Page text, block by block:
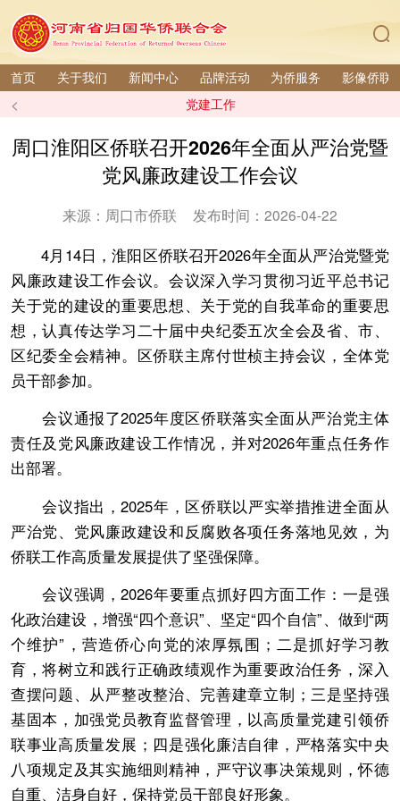
首页 关于我们 新闻中心 品牌活动 为侨服务 影像侨联
< 党建工作
周口淮阳区侨联召开2026年全面从严治党暨
党风廉政建设工作会议
来源：周口市侨联 发布时间：2026-04-22
4月14日，淮阳区侨联召开2026年全面从严治党暨党
风廉政建设工作会议。会议深入学习贯彻习近平总书记
关于党的建设的重要思想、关于党的自我革命的重要思
想，认真传达学习二十届中央纪委五次全会及省、市、
区纪委全会精神。区侨联主席付世桢主持会议，全体党
员干部参加。
会议通报了2025年度区侨联落实全面从严治党主体
责任及党风廉政建设工作情况，并对2026年重点任务作
出部署。
会议指出，2025年，区侨联以严实举措推进全面从
严治党、党风廉政建设和反腐败各项任务落地见效，为
侨联工作高质量发展提供了坚强保障。
会议强调，2026年要重点抓好四方面工作：一是强
化政治建设，增强“四个意识”、坚定“四个自信”、做到“两
个维护”，营造侨心向党的浓厚氛围；二是抓好学习教
育，将树立和践行正确政绩观作为重要政治任务，深入
查摆问题、从严整改整治、完善建章立制；三是坚持强
基固本，加强党员教育监督管理，以高质量党建引领侨
联事业高质量发展；四是强化廉洁自律，严格落实中央
八项规定及其实施细则精神，严守议事决策规则，怀德
自重、洁身自好，保持党员干部良好形象。